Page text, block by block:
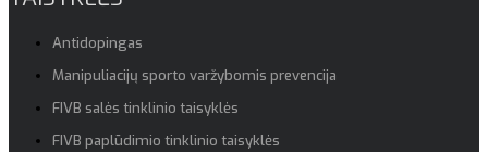
Antidopingas
Manipuliacijų sporto varžybomis prevencija
FIVB salės tinklinio taisyklės
FIVB paplūdimio tinklinio taisyklės